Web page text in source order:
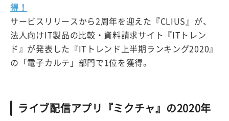
得！
サービスリリースから2周年を迎えた『CLIUS』が、
法人向けIT製品の比較・資料請求サイト『ITトレン
ド』が発表した『ITトレンド上半期ランキング2020』
の「電子カルテ」部門で1位を獲得。
ライブ配信アプリ『ミクチャ』の2020年